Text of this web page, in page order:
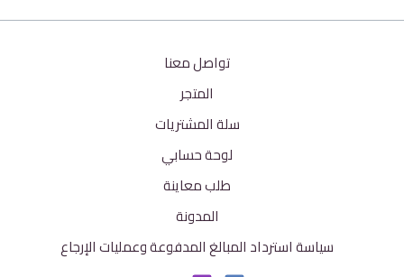
تواصل معنا
المتجر
سلة المشتريات
لوحة حسابي
طلب معاينة
المدونة
سياسة استرداد المبالغ المدفوعة وعمليات الإرجاع